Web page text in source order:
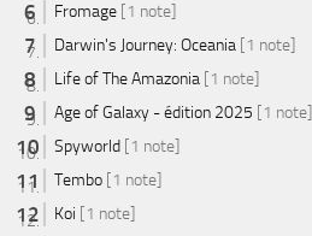
Fromage [1 note]
Darwin's Journey: Oceania [1 note]
Life of The Amazonia [1 note]
Age of Galaxy - édition 2025 [1 note]
Spyworld [1 note]
Tembo [1 note]
Koi [1 note]